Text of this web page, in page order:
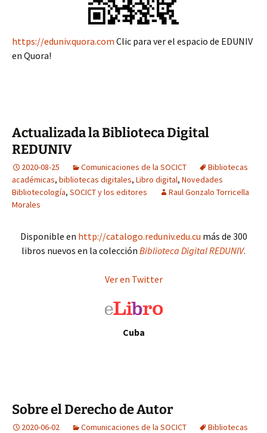
https://eduniv.quora.com Clic para ver el espacio de EDUNIV
en Quora!
Actualizada la Biblioteca Digital
REDUNIV
2020-08-25 Comunicaciones de la SOCICT
Bibliotecas
académicas, bibliotecas digitales, Libro digital, Novedades
Bibliotecología, SOCICT y los editores
Raul Gonzalo Torricella
Morales
Disponible en http://catalogo.reduniv.edu.cu más de 300
libros nuevos en la colección Biblioteca Digital REDUNIV.
Ver en Twitter
Cuba
Sobre el Derecho de Autor
2020-06-02 Comunicaciones de la SOCICT
Bibliotecas